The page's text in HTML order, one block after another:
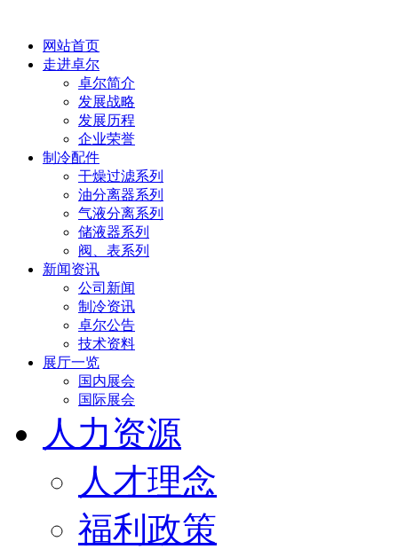
网站首页
走进卓尔
卓尔简介
发展战略
发展历程
企业荣誉
制冷配件
干燥过滤系列
油分离器系列
气液分离系列
储液器系列
阀、表系列
新闻资讯
公司新闻
制冷资讯
卓尔公告
技术资料
展厅一览
国内展会
国际展会
人力资源
人才理念
福利政策